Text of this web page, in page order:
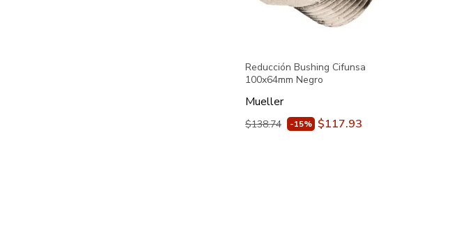
Reducción Bushing Cifunsa
100x64mm Negro
Mueller
$138.74 -15% $117.93